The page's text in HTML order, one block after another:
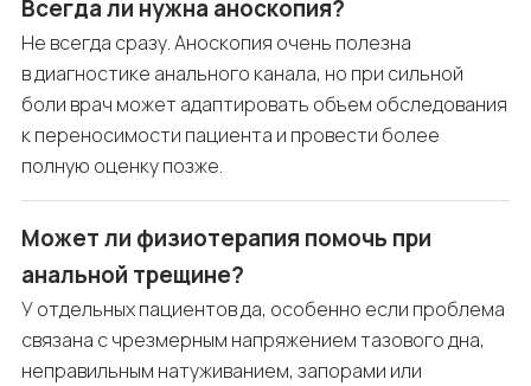
Всегда ли нужна аноскопия?
Не всегда сразу. Аноскопия очень полезна
в диагностике анального канала, но при сильной
боли врач может адаптировать объем обследования
к переносимости пациента и провести более
полную оценку позже.
Может ли физиотерапия помочь при
анальной трещине?
У отдельных пациентов да, особенно если проблема
связана с чрезмерным напряжением тазового дна,
неправильным натуживанием, запорами или